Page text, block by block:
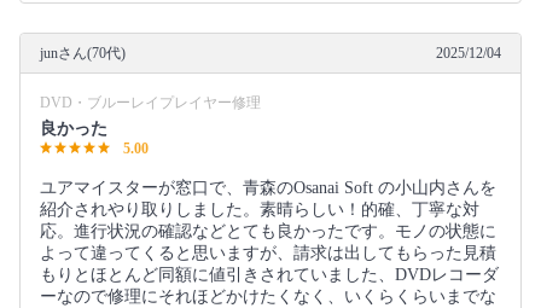
junさん(70代) 2025/12/04
DVD・ブルーレイプレイヤー修理
良かった
5.00
ユアマイスターが窓口で、青森のOsanai Soft の小山内さんを
紹介されやり取りしました。素晴らしい！的確、丁寧な対
応。進行状況の確認などとても良かったです。モノの状態に
よって違ってくると思いますが、請求は出してもらった見積
もりとほとんど同額に値引きされていました、DVDレコーダ
ーなので修理にそれほどかけたくなく、いくらくらいまでな